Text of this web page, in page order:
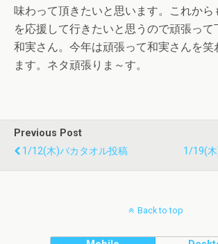
味わって頂きたいと思います。これから
を応援して行きたいと思うので頑張って
和実さん。今年は頑張って和実さんを笑
ます。ネタ頑張りま～す。
Previous Post
1/12(木)バカタオル投稿
1/19(
Back to top